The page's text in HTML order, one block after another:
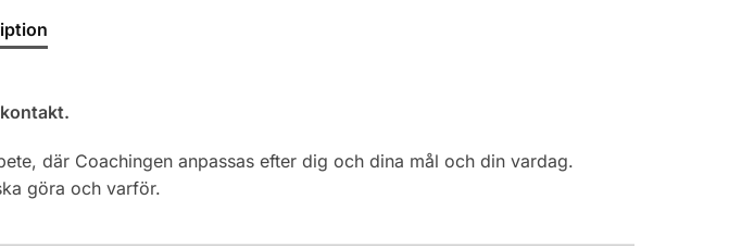
där Coachingen anpassas efter dig och dina mål och din vardag.
göra och varför.